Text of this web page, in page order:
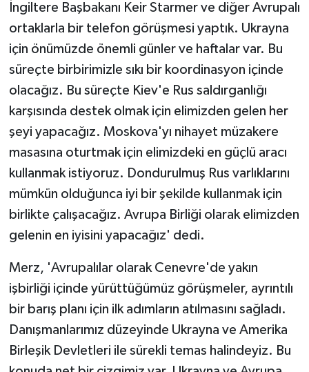
İngiltere Başbakanı Keir Starmer ve diğer Avrupalı
ortaklarla bir telefon görüşmesi yaptık. Ukrayna
için önümüzde önemli günler ve haftalar var. Bu
süreçte birbirimizle sıkı bir koordinasyon içinde
olacağız. Bu süreçte Kiev'e Rus saldırganlığı
karşısında destek olmak için elimizden gelen her
şeyi yapacağız. Moskova'yı nihayet müzakere
masasına oturtmak için elimizdeki en güçlü aracı
kullanmak istiyoruz. Dondurulmuş Rus varlıklarını
mümkün olduğunca iyi bir şekilde kullanmak için
birlikte çalışacağız. Avrupa Birliği olarak elimizden
gelenin en iyisini yapacağız' dedi.
Merz, 'Avrupalılar olarak Cenevre'de yakın
işbirliği içinde yürüttüğümüz görüşmeler, ayrıntılı
bir barış planı için ilk adımların atılmasını sağladı.
Danışmanlarımız düzeyinde Ukrayna ve Amerika
Birleşik Devletleri ile sürekli temas halindeyiz. Bu